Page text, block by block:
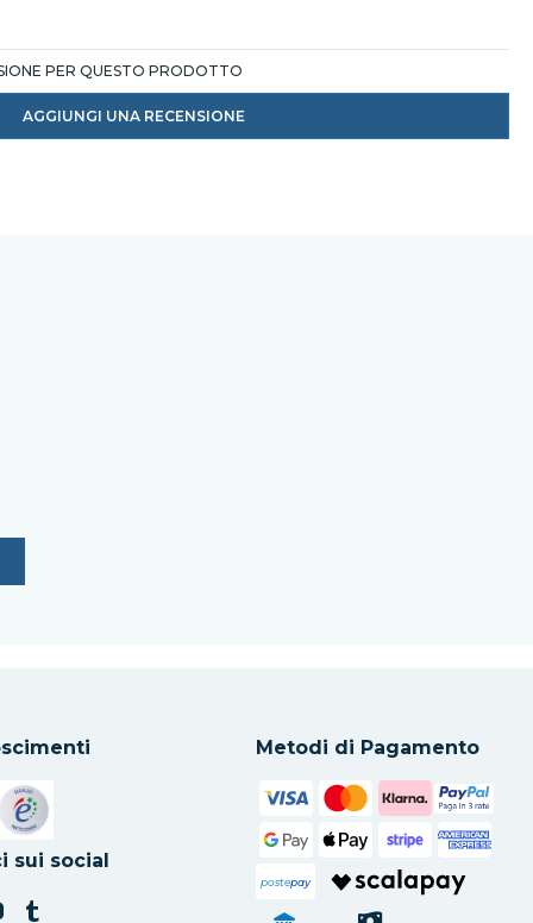
PER QUESTO PRODOTTO
AGGIUNGI UNA RECENSIONE
una nuova scheda
apre in una nuova scheda
sui social
Metodi di Pagamento
postepay